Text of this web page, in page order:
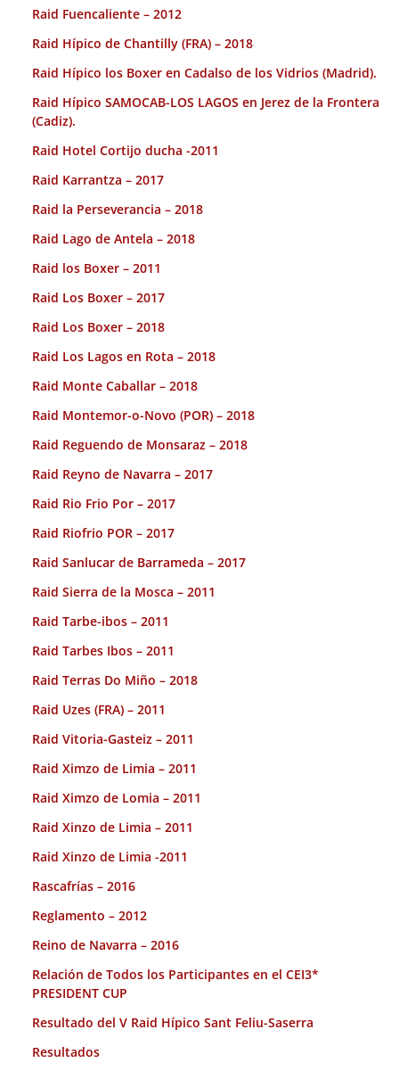
Raid Fuencaliente – 2012
Raid Hípico de Chantilly (FRA) – 2018
Raid Hípico los Boxer en Cadalso de los Vidrios (Madrid).
Raid Hípico SAMOCAB-LOS LAGOS en Jerez de la Frontera
(Cadiz).
Raid Hotel Cortijo ducha -2011
Raid Karrantza – 2017
Raid la Perseverancia – 2018
Raid Lago de Antela – 2018
Raid los Boxer – 2011
Raid Los Boxer – 2017
Raid Los Boxer – 2018
Raid Los Lagos en Rota – 2018
Raid Monte Caballar – 2018
Raid Montemor-o-Novo (POR) – 2018
Raid Reguendo de Monsaraz – 2018
Raid Reyno de Navarra – 2017
Raid Rio Frio Por – 2017
Raid Riofrio POR – 2017
Raid Sanlucar de Barrameda – 2017
Raid Sierra de la Mosca – 2011
Raid Tarbe-ibos – 2011
Raid Tarbes Ibos – 2011
Raid Terras Do Miño – 2018
Raid Uzes (FRA) – 2011
Raid Vitoria-Gasteiz – 2011
Raid Ximzo de Limia – 2011
Raid Ximzo de Lomia – 2011
Raid Xinzo de Limia – 2011
Raid Xinzo de Limia -2011
Rascafrías – 2016
Reglamento – 2012
Reino de Navarra – 2016
Relación de Todos los Participantes en el CEI3*
PRESIDENT CUP
Resultado del V Raid Hípico Sant Feliu-Saserra
Resultados